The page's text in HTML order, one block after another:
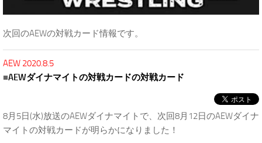
次回のAEWの対戦カード情報です。
AEW 2020.8.5
■AEWダイナマイトの対戦カードの対戦カード
8月5日(水)放送のAEWダイナマイトで、次回8月12日のAEWダイナ
マイトの対戦カードが明らかになりました！